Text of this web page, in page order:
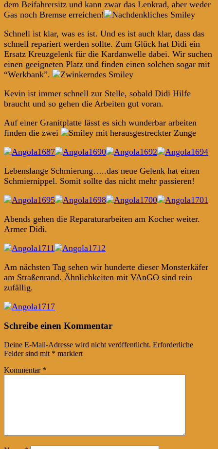
dem Beifahrersitz und kann zwar das Lenkrad, aber weder
Gas noch Bremse erreichen!
Schnell ist klar, was es ist. Und es ist auch klar, dass das
schnell repariert werden sollte. Zum Glück hat Didi ein
Ersatz Kreuzgelenk für die Kardanwelle dabei. Wir suchen
einen geeigneten Platz und finden einen solchen sogar mit
“Werkbank”.
Kevin ist immer schnell zur Stelle, sobald Didi Hilfe
braucht und so gehen die Arbeiten gut voran.
Auf einer Granitplatte lässt es sich wunderbar arbeiten
finden die zwei
Lebenslange Schmierung…..das neue Gelenk hat einen
Schmiernippel. Somit sollte das nicht mehr passieren!
Abends gehen die Reparaturarbeiten am Kocher weiter.
Armer Didi.
Am nächsten Tag sehen wir hunderte dieser Monsterkäfer
am Straßenrand. Ähnlichkeiten mit VAnGO sind rein
zufällig.
Post
navigation
←
→
Schreibe einen Kommentar
Deine E-Mail-Adresse wird nicht veröffentlicht. Erforderliche
Felder sind mit * markiert
Kommentar *